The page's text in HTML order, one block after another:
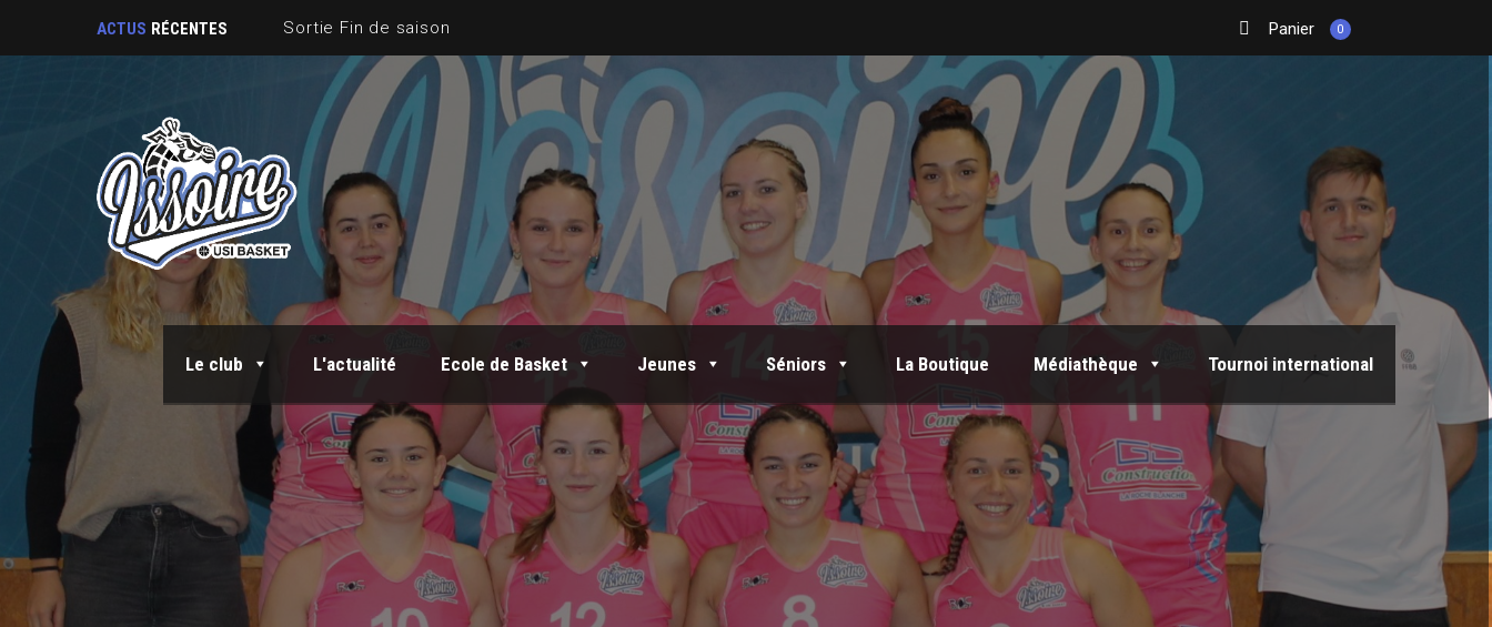
ACTUS RÉCENTES Sortie Fin de saison Panier 0
Le club L'actualité Ecole de Basket Jeunes Séniors La Boutique Médiathèque Tournoi international